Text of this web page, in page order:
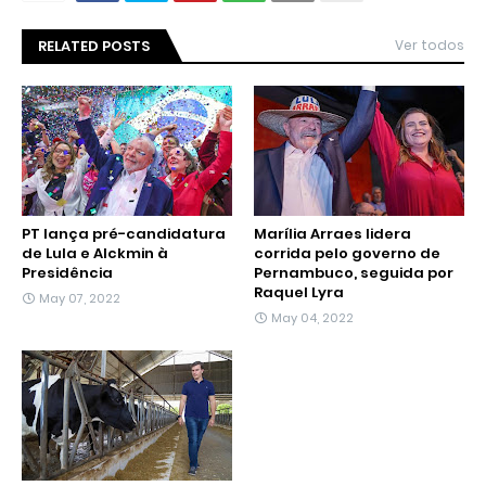
RELATED POSTS Ver todos
PT lança pré-candidatura
de Lula e Alckmin à
Presidência
May 07, 2022
Marília Arraes lidera
corrida pelo governo de
Pernambuco, seguida por
Raquel Lyra
May 04, 2022